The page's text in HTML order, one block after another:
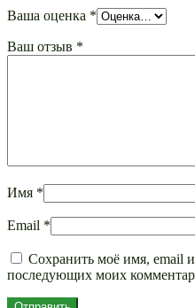
Ваша оценка *
Ваш отзыв *
Имя *
Email *
Сохранить моё имя, email и
последующих моих